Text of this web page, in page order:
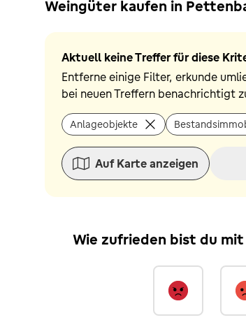
Weingüter kaufen in
Aktuell keine Treffer für diese
Entferne einige Filter, erkunde
bei neuen Treffern benachrichtigt
Anlageobjekte
Auf Karte anzeigen
Wie zufrieden bist du